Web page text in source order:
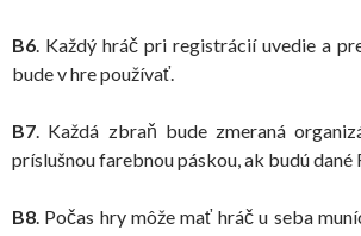
B6. Každý hráč pri registrácií uvedie a
bude v hre používať.
B7. Každá zbraň bude zmeraná
príslušnou farebnou páskou, ak budú dané
B8. Počas hry môže mať hráč u seba